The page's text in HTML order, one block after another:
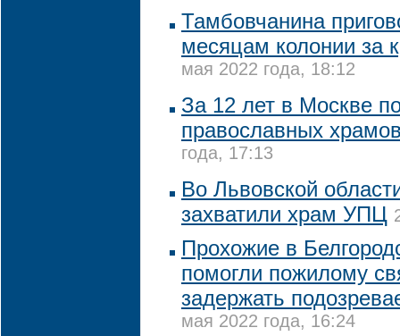
Тамбовчанина
месяцам колонии за
мая 2022 года, 18:12
За 12 лет в Москве
православных
года, 17:13
Во Львовской
захватили храм УПЦ
Прохожие в
помогли пожилому
задержать
мая 2022 года, 16:24